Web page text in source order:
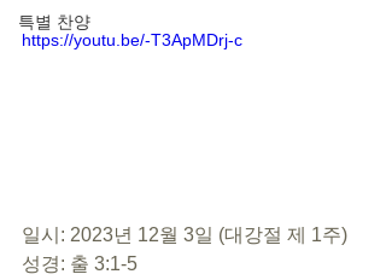
특별 찬양
https://youtu.be/-T3ApMDrj-c
일시: 2023년 12월 3일 (대강절 제 1주)
성경: 출 3:1-5